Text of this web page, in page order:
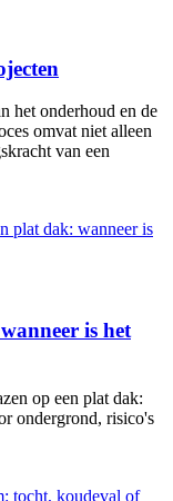
het onderhoud en de
omvat niet alleen
van een
is het
op een plat dak:
ondergrond, risico's